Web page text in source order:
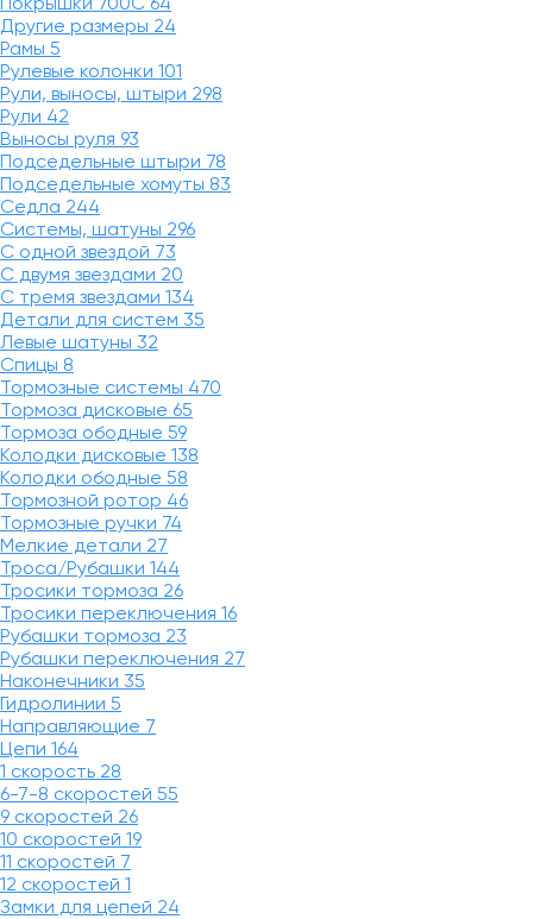
Покрышки 700C 64
Другие размеры 24
Рамы 5
Рулевые колонки 101
Рули, выносы, штыри 298
Рули 42
Выносы руля 93
Подседельные штыри 78
Подседельные хомуты 83
Седла 244
Системы, шатуны 296
С одной звездой 73
С двумя звездами 20
С тремя звездами 134
Детали для систем 35
Левые шатуны 32
Спицы 8
Тормозные системы 470
Тормоза дисковые 65
Тормоза ободные 59
Колодки дисковые 138
Колодки ободные 58
Тормозной ротор 46
Тормозные ручки 74
Мелкие детали 27
Троса/Рубашки 144
Тросики тормоза 26
Тросики переключения 16
Рубашки тормоза 23
Рубашки переключения 27
Наконечники 35
Гидролинии 5
Направляющие 7
Цепи 164
1 скорость 28
6-7-8 скоростей 55
9 скоростей 26
10 скоростей 19
11 скоростей 7
12 скоростей 1
Замки для цепей 24